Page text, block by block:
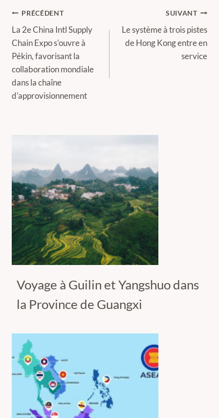
Navigation
de
l’article
PRÉCÉDENT
La 2e China Intl Supply
Chain Expo s'ouvre à
Pékin, favorisant la
collaboration mondiale
dans la chaîne
d'approvisionnement
SUIVANT
Le système à trois pistes
de Hong Kong entre en
service
Voyage à Guilin et Yangshuo dans
la Province de Guangxi